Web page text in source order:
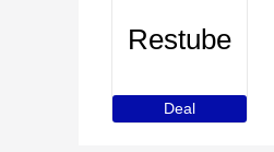
Restube
Deal